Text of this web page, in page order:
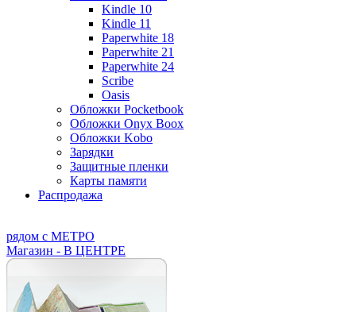
Kindle 10
Kindle 11
Paperwhite 18
Paperwhite 21
Paperwhite 24
Scribe
Oasis
Обложки Pocketbook
Обложки Onyx Boox
Обложки Kobo
Зарядки
Защитные пленки
Карты памяти
Распродажа
рядом с МЕТРО
Магазин - В ЦЕНТРЕ